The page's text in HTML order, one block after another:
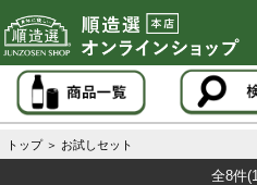
トップ ＞ お試しセット
全8件